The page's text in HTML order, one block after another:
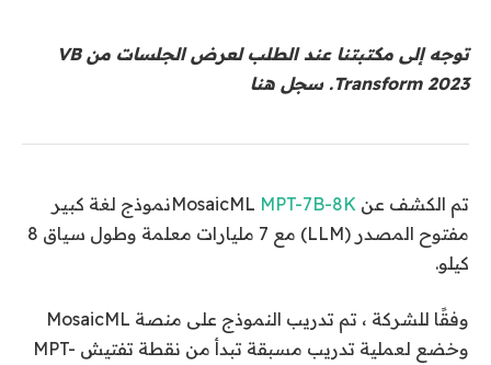
توجه إلى مكتبتنا عند الطلب لعرض الجلسات من VB
Transform 2023. سجل هنا
تم الكشف عن MosaicML MPT-7B-8K
نموذج لغة كبير
مفتوح المصدر (LLM) مع 7 مليارات معلمة وطول سياق 8
كيلو.
وفقًا للشركة ، تم تدريب النموذج على منصة MosaicML
وخضع لعملية تدريب مسبقة تبدأ من نقطة تفتيش MPT-